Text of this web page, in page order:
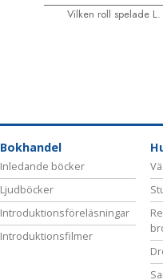
Vilken roll spelade
Bokhandel
Inledande böcker
Ljudböcker
Introduktionsföreläsningar
Introduktionsfilmer